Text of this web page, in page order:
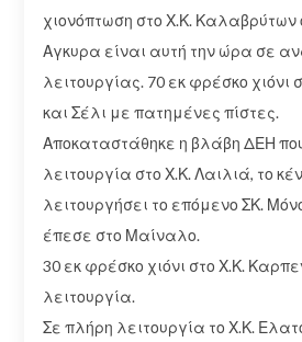
χιονόπτωση στο Χ.Κ. Καλαβρύτων
Αγκυρα είναι αυτή την ώρα σε
λειτουργίας. 70 εκ φρέσκο χιόνι
και Σέλι με πατημένες πίστες.
Αποκαταστάθηκε η βλάβη ΔΕΗ
λειτουργία στο Χ.Κ. Λαιλιά, το
λειτουργήσει το επόμενο ΣΚ.
έπεσε στο Μαίναλο.
30 εκ φρέσκο χιόνι στο Χ.Κ.
λειτουργία.
Σε πλήρη λειτουργία το Χ.Κ.